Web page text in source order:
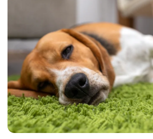
Higiene
Saúde